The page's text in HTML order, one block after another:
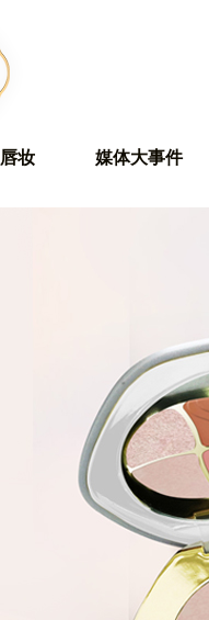
唇妆 媒体大事件